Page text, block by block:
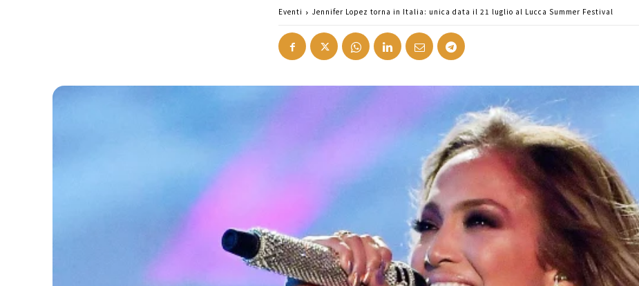
Eventi Jennifer Lopez torna in Italia: unica data il 21 luglio al Lucca Summer Festival